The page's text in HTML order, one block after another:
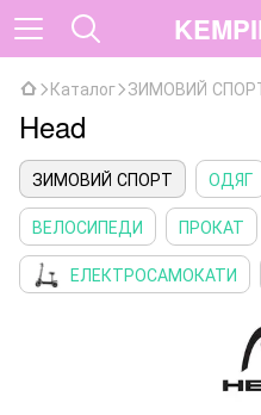
Каталог ЗИМОВИЙ
Head
ЗИМОВИЙ СПОРТ ОДЯГ
ВЕЛОСИПЕДИ
ПРОКАТ
ЕЛЕКТРОСАМОКАТИ